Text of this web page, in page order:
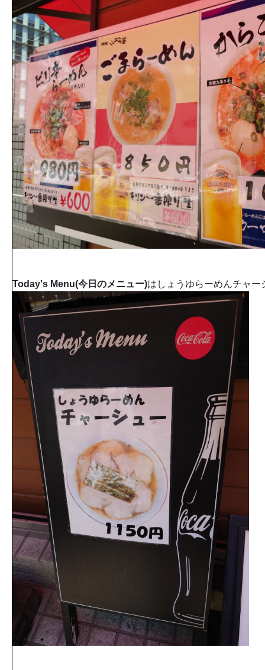
Today's Menu(今日のメニュー)はしょうゆらーめんチャー